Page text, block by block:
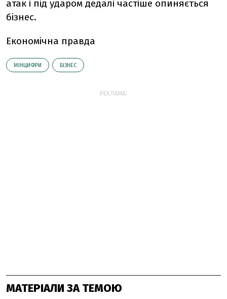
атак і під ударом дедалі частіше опиняється
бізнес.
Економічна правда
МІНЦИФРИ БІЗНЕС
РЕКЛАМА:
МАТЕРІАЛИ ЗА ТЕМОЮ